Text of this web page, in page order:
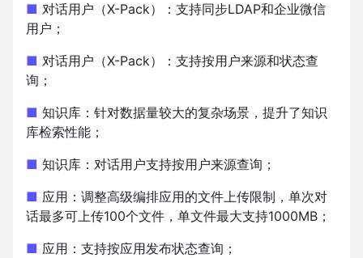
■ 对话用户（X-Pack）：支持同步LDAP和企业微信
用户；
■ 对话用户（X-Pack）：支持按用户来源和状态查
询；
■ 知识库：针对数据量较大的复杂场景，提升了知识
库检索性能；
■ 知识库：对话用户支持按用户来源查询；
■ 应用：调整高级编排应用的文件上传限制，单次对
话最多可上传100个文件，单文件最大支持1000MB；
■ 应用：支持按应用发布状态查询；